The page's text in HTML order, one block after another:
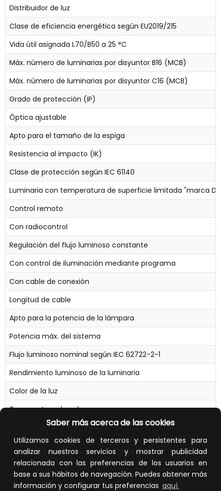
Saber más acerca de las cookies
Utilizamos cookies de terceros y persistentes para
analizar nuestros servicios y mostrar publicidad
relacionada con las preferencias de los usuarios en
base a sus hábitos de navegación. Puedes obtener más
información y configurar tus preferencias aquí.
Distribuidor de luz
Clase de eficiencia energética según EU2019/215
Vida útil asignada L70/B50 a 25 °C
Máx. número de luminarias por disyuntor B16 (MCB)
Máx. número de luminarias por disyuntor C16 (MCB)
Grado de protección (IP)
Óptica ajustable
Apto para el tamaño de la espiga
Resistencia al impacto (IK)
Clase de protección según IEC 61140
Luminaria con temperatura de superficie limitada "marca D"
Control remoto
Con radiocontrol
Regulación del flujo luminoso constante
Con control de iluminación mediante programa
Con cable de conexión
Longitud de cable
Apto para la potencia de la lámpara
Potencia máx. del sistema
Flujo luminoso nominal según IEC 62722-2-1
Rendimiento luminoso de la luminaria
Color de la luz
Temperatura de color
Índice de reproducción cromática CRI
Factor de potencia
Anchura
Altura/profundidad